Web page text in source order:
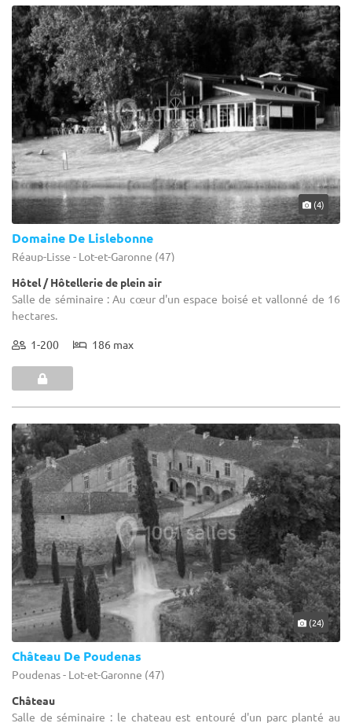
(4)
Domaine De Lislebonne
Réaup-Lisse - Lot-et-Garonne (47)
Hôtel / Hôtellerie de plein air
Salle de séminaire : Au cœur d'un espace boisé et vallonné de 16
hectares.
1-200 186 max
(24)
Château De Poudenas
Poudenas - Lot-et-Garonne (47)
Château
Salle de séminaire : le chateau est entouré d'un parc planté au